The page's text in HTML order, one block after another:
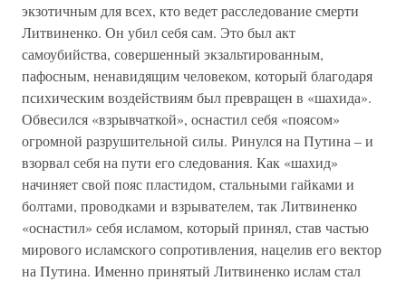
экзотичным для всех, кто ведет расследование смерти
Литвиненко. Он убил себя сам. Это был акт
самоубийства, совершенный экзальтированным,
пафосным, ненавидящим человеком, который благодаря
психическим воздействиям был превращен в «шахида».
Обвесился «взрывчаткой», оснастил себя «поясом»
огромной разрушительной силы. Ринулся на Путина – и
взорвал себя на пути его следования. Как «шахид»
начиняет свой пояс пластидом, стальными гайками и
болтами, проводками и взрывателем, так Литвиненко
«оснастил» себя исламом, который принял, став частью
мирового исламского сопротивления, нацелив его вектор
на Путина. Именно принятый Литвиненко ислам стал